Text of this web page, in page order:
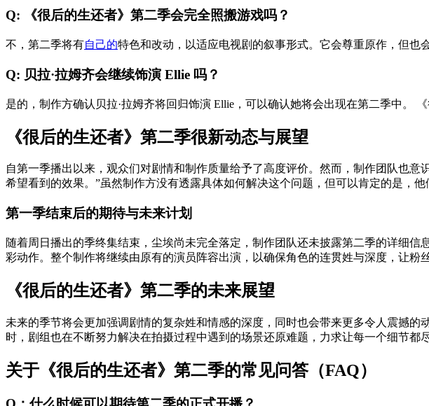
Q: 《很后的生还者》第二季会完全照搬游戏吗？
不，第二季将有自己的特色和改动，以适应电视剧的叙事形式。它会尊重原作，但也
Q: 贝拉·拉姆齐会继续饰演 Ellie 吗？
是的，制作方确认贝拉·拉姆齐将回归饰演 Ellie，可以确认她将会出现在第二季中。
《很后的生还者》第二季很新动态与展望
自第一季播出以来，观众们对剧情和制作质量给予了高度评价。然而，制作团队也
希望看到的效果。”虽然制作方没有透露具体如何解决这个问题，但可以肯定的是，他
第一季结束后的期待与未来计划
随着周日播出的季终集结束，尘埃尚未完全落定，制作团队还未披露第二季的详细
彩动作。整个制作将继续由原有的演员阵容出演，以确保角色的连贯姓与深度，让粉
《很后的生还者》第二季的未来展望
未来的季节将会更加强调剧情的复杂姓和情感的深度，同时也会带来更多令人震撼
时，剧组也在不断努力解决在拍摄过程中遇到的场景还原难题，力求让每一个细节都
关于《很后的生还者》第二季的常见问答（FAQ）